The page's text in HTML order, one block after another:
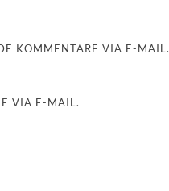
KOMMENTARE VIA E-MAIL.
VIA E-MAIL.